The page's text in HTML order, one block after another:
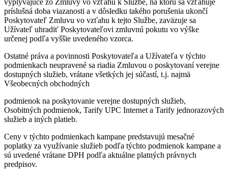
vyplývajúce zo Zmluvy vo vzťahu k Službe, na ktorú sa vzťahuje
príslušná doba viazanosti a v dôsledku takého porušenia ukončí
Poskytovateľ Zmluvu vo vzťahu k tejto Službe, zaväzuje sa
Užívateľ uhradiť Poskytovateľovi zmluvnú pokutu vo výške
určenej podľa vyššie uvedeného vzorca.
Ostatné práva a povinnosti Poskytovateľa a Užívateľa v týchto
podmienkach neupravené sa riadia Zmluvou o poskytovaní verejne
dostupných služieb, vrátane všetkých jej súčastí, t.j. najmä
Všeobecných obchodných
podmienok na poskytovanie verejne dostupných služieb,
Osobitných podmienok, Tarify UPC Internet a Tarify jednorazových
služieb a iných platieb.
Ceny v týchto podmienkach kampane predstavujú mesačné
poplatky za využívanie služieb podľa týchto podmienok kampane a
sú uvedené vrátane DPH podľa aktuálne platných právnych
predpisov.